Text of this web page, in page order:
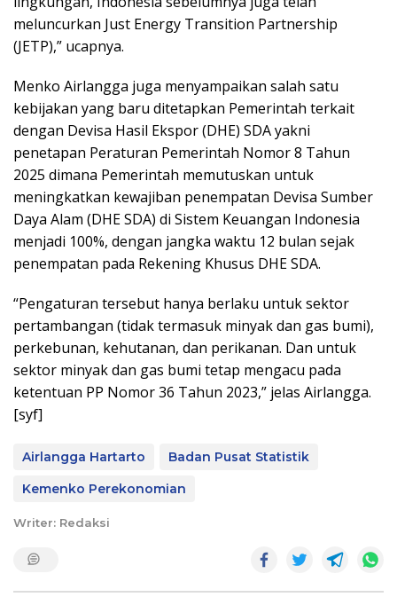
meluncurkan Just Energy Transition Partnership
(JETP),” ucapnya.
Menko Airlangga juga menyampaikan salah satu
kebijakan yang baru ditetapkan Pemerintah terkait
dengan Devisa Hasil Ekspor (DHE) SDA yakni
penetapan Peraturan Pemerintah Nomor 8 Tahun
2025 dimana Pemerintah memutuskan untuk
meningkatkan kewajiban penempatan Devisa Sumber
Daya Alam (DHE SDA) di Sistem Keuangan Indonesia
menjadi 100%, dengan jangka waktu 12 bulan sejak
penempatan pada Rekening Khusus DHE SDA.
“Pengaturan tersebut hanya berlaku untuk sektor
pertambangan (tidak termasuk minyak dan gas bumi),
perkebunan, kehutanan, dan perikanan. Dan untuk
sektor minyak dan gas bumi tetap mengacu pada
ketentuan PP Nomor 36 Tahun 2023,” jelas Airlangga.
[syf]
Airlangga Hartarto
Badan Pusat Statistik
Kemenko Perekonomian
Writer: Redaksi